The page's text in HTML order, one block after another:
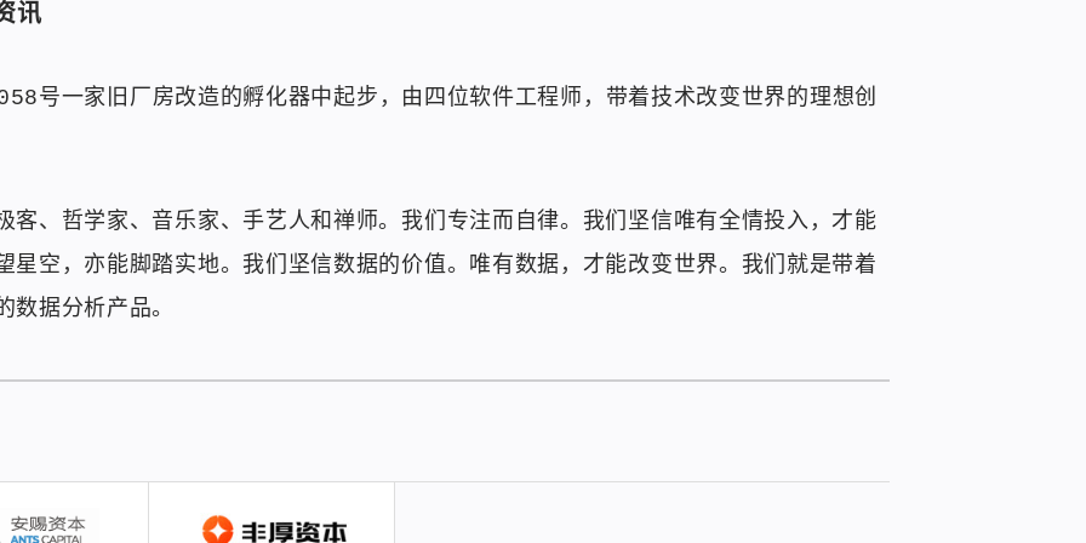
讯
号一家旧厂房改造的孵化器中起步，由四位软件工程师，带着技术改变世界的理想创
客、哲学家、音乐家、手艺人和禅师。我们专注而自律。我们坚信唯有全情投入，才能
星空，亦能脚踏实地。我们坚信数据的价值。唯有数据，才能改变世界。我们就是带着
数据分析产品。